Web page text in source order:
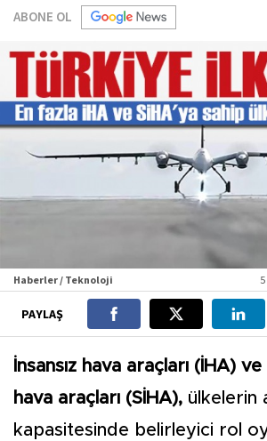
ABONE OL
Haberler / Teknoloji
PAYLAŞ
İnsansız hava araçları (İHA) ve
hava araçları (SİHA), ülkelerin
kapasitesinde belirleyici rol